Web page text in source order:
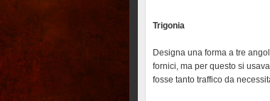
Trigonia
Designa una forma a tre
fornici, ma per questo si
fosse tanto traffico da